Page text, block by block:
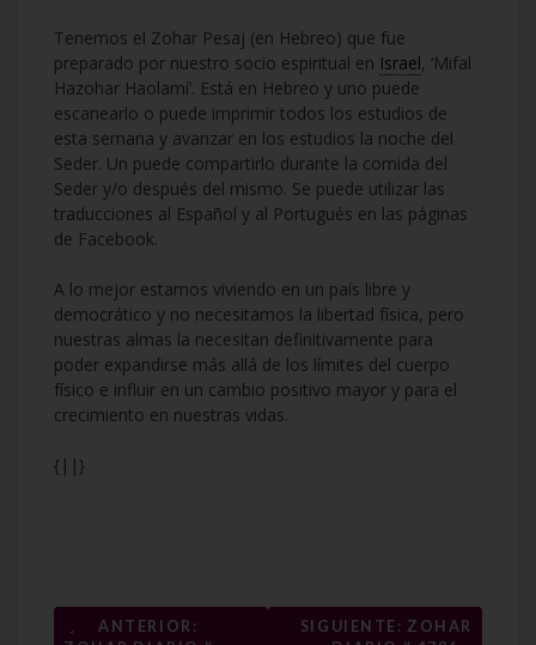
Tenemos el Zohar Pesaj (en Hebreo) que fue
preparado por nuestro socio espiritual en Israel, ‘Mifal
Hazohar Haolamí’. Está en Hebreo y uno puede
escanearlo o puede imprimir todos los estudios de
esta semana y avanzar en los estudios la noche del
Seder. Un puede compartirlo durante la comida del
Seder y/o después del mismo. Se puede utilizar las
traducciones al Español y al Portugués en las páginas
de Facebook.
A lo mejor estamos viviendo en un país libre y
democrático y no necesitamos la libertad física, pero
nuestras almas la necesitan definitivamente para
poder expandirse más allá de los límites del cuerpo
físico e influir en un cambio positivo mayor y para el
crecimiento en nuestras vidas.
{||}
Navegación
←
ANTERIOR:
SIGUIENTE: ZOHAR